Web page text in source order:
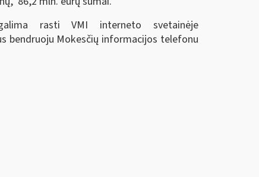
rasti VMI interneto svetainėje
bendruoju Mokesčių informacijos telefonu